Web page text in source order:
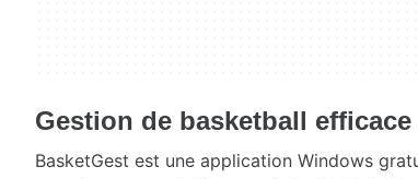
Gestion de basketball efficace
BasketGest est une application Windows